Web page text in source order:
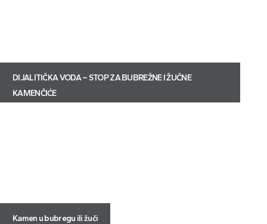
DIJALITIČKA VODA – STOP ZA BUBREŽNE I ŽUČNE
KAMENČIĆE
Kamen u bubregu ili žuči